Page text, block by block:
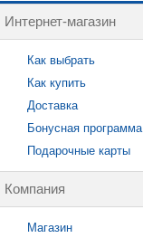
Интернет-магазин
Как выбрать
Как купить
Доставка
Бонусная программа
Подарочные карты
Компания
Магазин